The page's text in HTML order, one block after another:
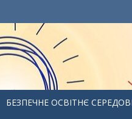
БЕЗПЕЧНЕ ОСВІТНЄ